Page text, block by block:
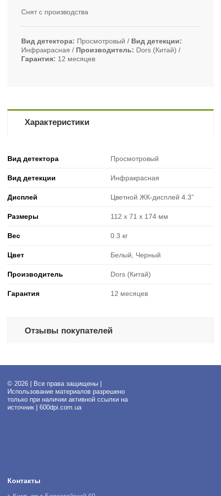
Снят с производства
Вид детектора Просмотровый
Вид детекции
Инфракрасная
Производитель
Dors (Китай)
Гарантия
12 месяцев
Характеристики
Вид детектора Просмотровый
Вид детекции Инфракрасная
Дисплей Цветной ЖК-дисплей 4.3”
Размеры 112 x 71 x 174 мм
Вес 0.3 кг
Цвет Белый, Черный
Производитель Dors (Китай)
Гарантия 12 месяцев
Отзывы покупателей
© 2026 | Все права защищены |
Использование материалов разрешено
только при наличии активной ссылки на
источник | 600dpi.com.ua
Контакты